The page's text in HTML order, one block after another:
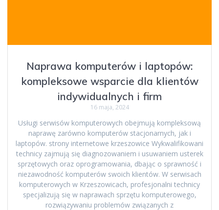
Naprawa komputerów i laptopów:
kompleksowe wsparcie dla klientów
indywidualnych i firm
16 maja, 2024
Usługi serwisów komputerowych obejmują kompleksową
naprawę zarówno komputerów stacjonarnych, jak i
laptopów. strony internetowe krzeszowice Wykwalifikowani
technicy zajmują się diagnozowaniem i usuwaniem usterek
sprzętowych oraz oprogramowania, dbając o sprawność i
niezawodność komputerów swoich klientów. W serwisach
komputerowych w Krzeszowicach, profesjonalni technicy
specjalizują się w naprawach sprzętu komputerowego,
rozwiązywaniu problemów związanych z